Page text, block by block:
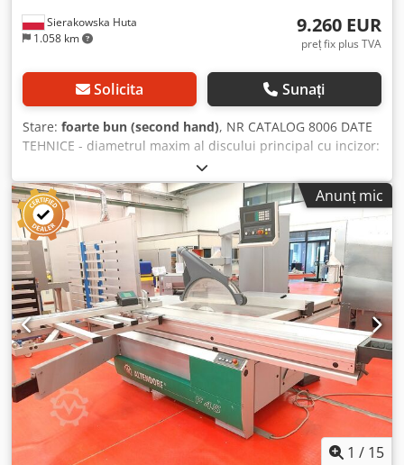
Sierakowska Huta
1.058 km
9.260 EUR
preț fix plus TVA
Solicita Sunați
Stare: foarte bun (second hand), NR CATALOG 8006 DATE
TEHNICE - diametrul maxim al discului principal cu incizor:
350 mm - diametrul maxim al discului principal fără
incizor: 450 mm - înălțimea maximă de tăiere cu disc
instalat de 350 mm: 100 mm - reglare electrică pentru
discul principal sus/jos + unghi - afișaj electric unghiular -
reglare electrică a incizorului sus/jos, stânga/dreapta -
diametru ax principal: 30 mm - blocare ax principal - cu
cărucior de formatizare - lungime de tăiere pe cărucior:
3400 mm - lățime de tăiere la riglă: 1300 mm - cu cărucior
lateral - cu incizor - diametrul maxim al incizorului: 120
mm - diametrul axului incizorului: 22 mm - motor incizor:
0,75 kW - motor principal: 5,5 kW - 4 trepte de viteză a
turației - afișaj electronic al turației Dodpfozh Izpjx Afhskr -
diametre racorduri absorbție: 120 mm, 80 mm -
dimensiuni blat: 1220x730 mm - dimensiuni blat cu
extindere: 1440 mm - dimensiuni blat cu prelungire: 2060
mm - apărătoare disc - dimensiuni lung./lăț./înălț.:
Anunț mic
1 / 15